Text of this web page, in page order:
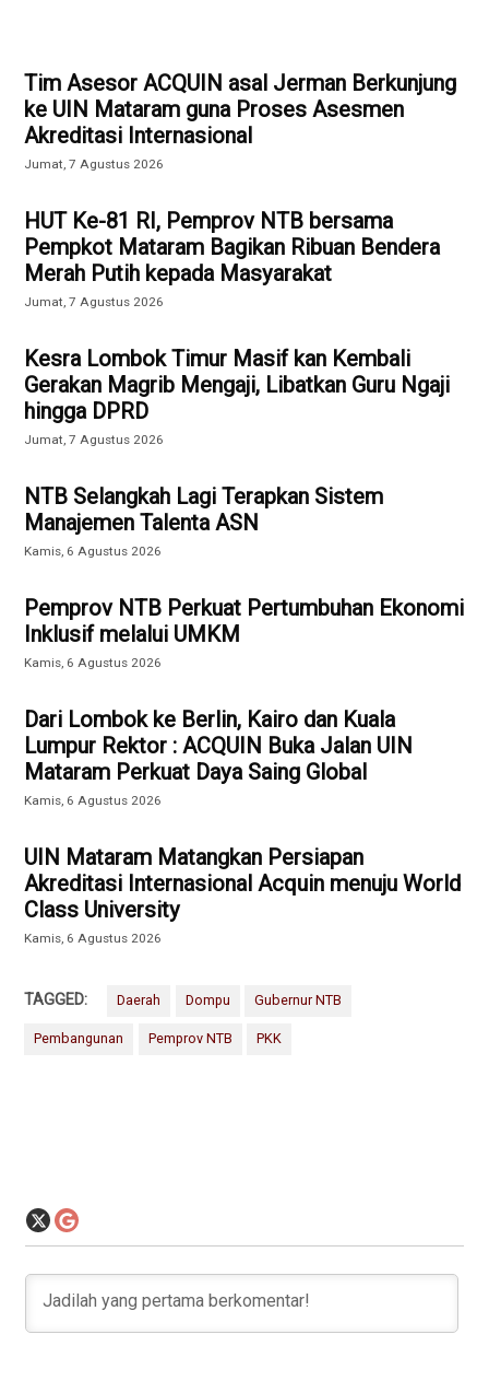
Tim Asesor ACQUIN asal Jerman Berkunjung
ke UIN Mataram guna Proses Asesmen
Akreditasi Internasional
Jumat, 7 Agustus 2026
HUT Ke-81 RI, Pemprov NTB bersama
Pempkot Mataram Bagikan Ribuan Bendera
Merah Putih kepada Masyarakat
Jumat, 7 Agustus 2026
Kesra Lombok Timur Masif kan Kembali
Gerakan Magrib Mengaji, Libatkan Guru Ngaji
hingga DPRD
Jumat, 7 Agustus 2026
NTB Selangkah Lagi Terapkan Sistem
Manajemen Talenta ASN
Kamis, 6 Agustus 2026
Pemprov NTB Perkuat Pertumbuhan Ekonomi
Inklusif melalui UMKM
Kamis, 6 Agustus 2026
Dari Lombok ke Berlin, Kairo dan Kuala
Lumpur Rektor : ACQUIN Buka Jalan UIN
Mataram Perkuat Daya Saing Global
Kamis, 6 Agustus 2026
UIN Mataram Matangkan Persiapan
Akreditasi Internasional Acquin menuju World
Class University
Kamis, 6 Agustus 2026
TAGGED: Daerah Dompu Gubernur NTB
Pembangunan Pemprov NTB PKK